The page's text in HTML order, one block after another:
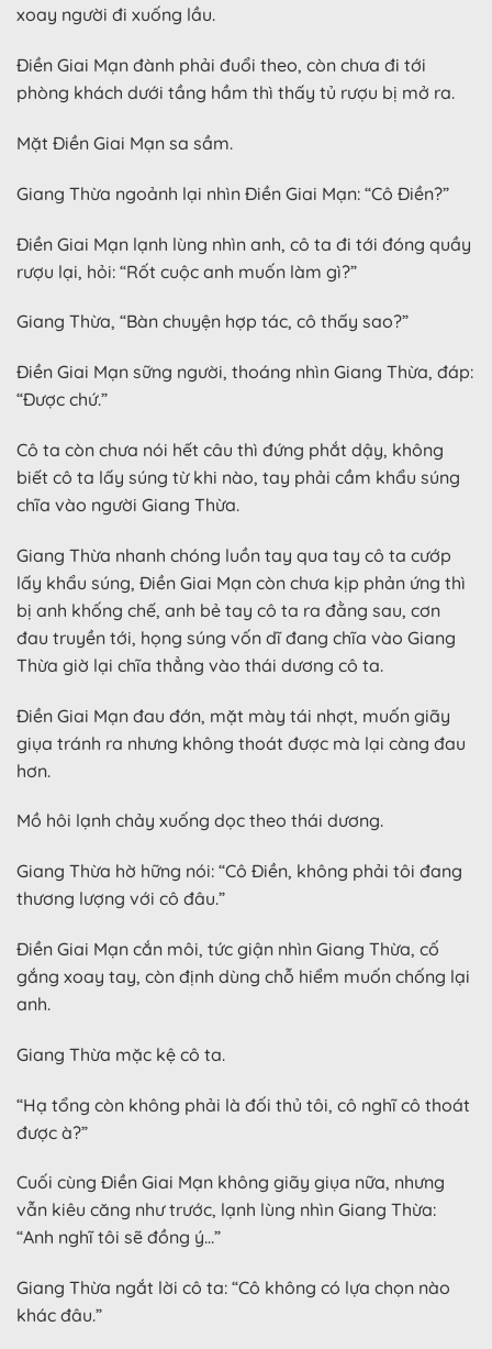
xoay người đi xuống lầu.
Điền Giai Mạn đành phải đuổi theo, còn chưa đi tới
phòng khách dưới tầng hầm thì thấy tủ rượu bị mở ra.
Mặt Điền Giai Mạn sa sầm.
Giang Thừa ngoảnh lại nhìn Điền Giai Mạn: “Cô Điền?”
Điền Giai Mạn lạnh lùng nhìn anh, cô ta đi tới đóng quầy
rượu lại, hỏi: “Rốt cuộc anh muốn làm gì?”
Giang Thừa, “Bàn chuyện hợp tác, cô thấy sao?”
Điền Giai Mạn sững người, thoáng nhìn Giang Thừa, đáp:
“Được chứ.”
Cô ta còn chưa nói hết câu thì đứng phắt dậy, không
biết cô ta lấy súng từ khi nào, tay phải cầm khẩu súng
chĩa vào người Giang Thừa.
Giang Thừa nhanh chóng luồn tay qua tay cô ta cướp
lấy khẩu súng, Điền Giai Mạn còn chưa kịp phản ứng thì
bị anh khống chế, anh bẻ tay cô ta ra đằng sau, cơn
đau truyền tới, họng súng vốn dĩ đang chĩa vào Giang
Thừa giờ lại chĩa thẳng vào thái dương cô ta.
Điền Giai Mạn đau đớn, mặt mày tái nhợt, muốn giãy
giụa tránh ra nhưng không thoát được mà lại càng đau
hơn.
Mồ hôi lạnh chảy xuống dọc theo thái dương.
Giang Thừa hờ hững nói: “Cô Điền, không phải tôi đang
thương lượng với cô đâu.”
Điền Giai Mạn cắn môi, tức giận nhìn Giang Thừa, cố
gắng xoay tay, còn định dùng chỗ hiểm muốn chống lại
anh.
Giang Thừa mặc kệ cô ta.
“Hạ tổng còn không phải là đối thủ tôi, cô nghĩ cô thoát
được à?”
Cuối cùng Điền Giai Mạn không giãy giụa nữa, nhưng
vẫn kiêu căng như trước, lạnh lùng nhìn Giang Thừa:
“Anh nghĩ tôi sẽ đồng ý…”
Giang Thừa ngắt lời cô ta: “Cô không có lựa chọn nào
khác đâu.”